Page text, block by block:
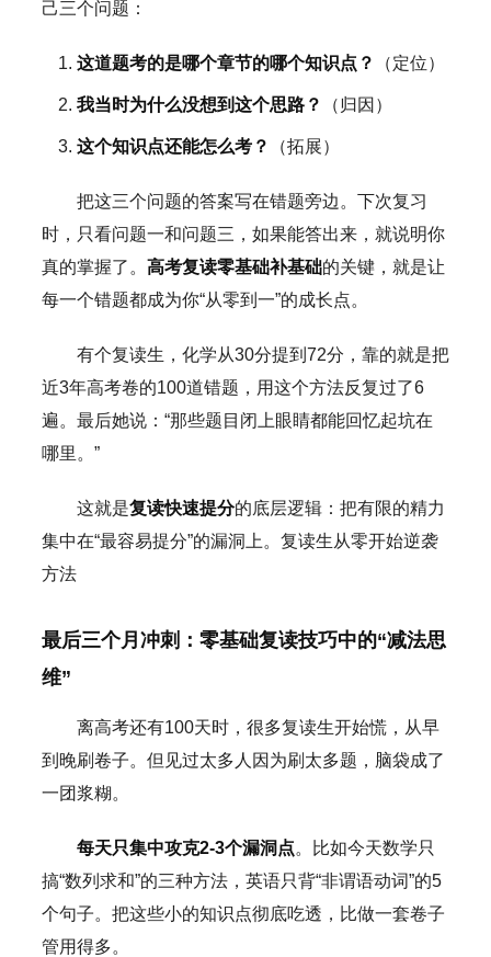
己三个问题：
这道题考的是哪个章节的哪个知识点？ （定位）
我当时为什么没想到这个思路？ （归因）
这个知识点还能怎么考？ （拓展）
把这三个问题的答案写在错题旁边。下次复习
时，只看问题一和问题三，如果能答出来，就说明你
真的掌握了。 高考复读零基础补基础的关键，就是让
每一个错题都成为你“从零到一”的成长点。
有个复读生，化学从30分提到72分，靠的就是把
近3年高考卷的100道错题，用这个方法反复过了6
遍。最后她说：“那些题目闭上眼睛都能回忆起坑在
哪里。”
这就是复读快速提分的底层逻辑：把有限的精力
集中在“最容易提分”的漏洞上。复读生从零开始逆袭
方法
最后三个月冲刺：零基础复读技巧中的“减法思
维”
离高考还有100天时，很多复读生开始慌，从早
到晚刷卷子。但见过太多人因为刷太多题，脑袋成了
一团浆糊。
每天只集中攻克2-3个漏洞点。比如今天数学只
搞“数列求和”的三种方法，英语只背“非谓语动词”的5
个句子。把这些小的知识点彻底吃透，比做一套卷子
管用得多。